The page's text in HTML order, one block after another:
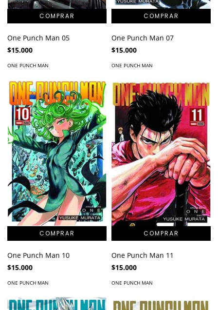
One Punch Man 05
$15.000
ONE PUNCH MAN
One Punch Man 07
$15.000
ONE PUNCH MAN
One Punch Man 10
$15.000
ONE PUNCH MAN
One Punch Man 11
$15.000
ONE PUNCH MAN